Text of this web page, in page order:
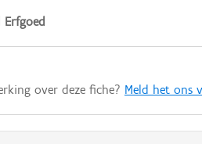
Erfgoed
over deze fiche? Meld het ons